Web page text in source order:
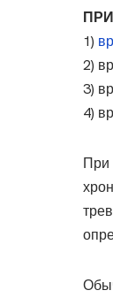
1)
2)
3)
4)
При